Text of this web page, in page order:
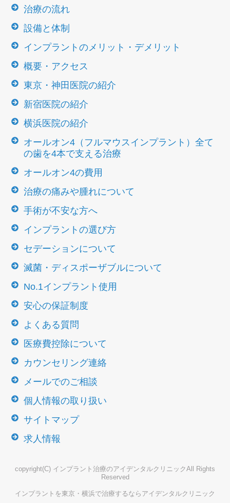
治療の流れ
設備と体制
インプラントのメリット・デメリット
概要・アクセス
東京・神田医院の紹介
新宿医院の紹介
横浜医院の紹介
オールオン4（フルマウスインプラント）全て
の歯を4本で支える治療
オールオン4の費用
治療の痛みや腫れについて
手術が不安な方へ
インプラントの選び方
セデーションについて
滅菌・ディスポーザブルについて
No.1インプラント使用
安心の保証制度
よくある質問
医療費控除について
カウンセリング連絡
メールでのご相談
個人情報の取り扱い
サイトマップ
求人情報
copyright(C) インプラント治療のアイデンタルクリニックAll Rights
Reserved
インプラントを東京・横浜で治療するならアイデンタルクリニック